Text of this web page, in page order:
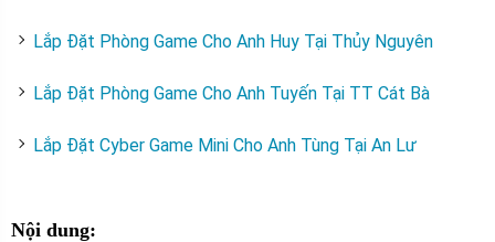
Lắp Đặt Phòng Game Cho Anh Huy Tại Thủy Nguyên
Lắp Đặt Phòng Game Cho Anh Tuyến Tại TT Cát Bà
Lắp Đặt Cyber Game Mini Cho Anh Tùng Tại An Lư
Nội dung: